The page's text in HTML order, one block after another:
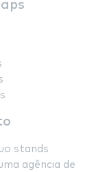
stands
agência de